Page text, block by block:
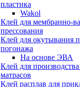
пластика
Wakol
Клей для мембранно-
прессования
Клей для окутывания
погонажа
На основе ЭВА
Клей для
матрасов
Клей расплав для